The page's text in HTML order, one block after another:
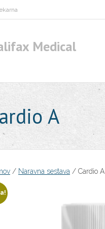
Medical
A
/ Naravna sestava / Cardio A